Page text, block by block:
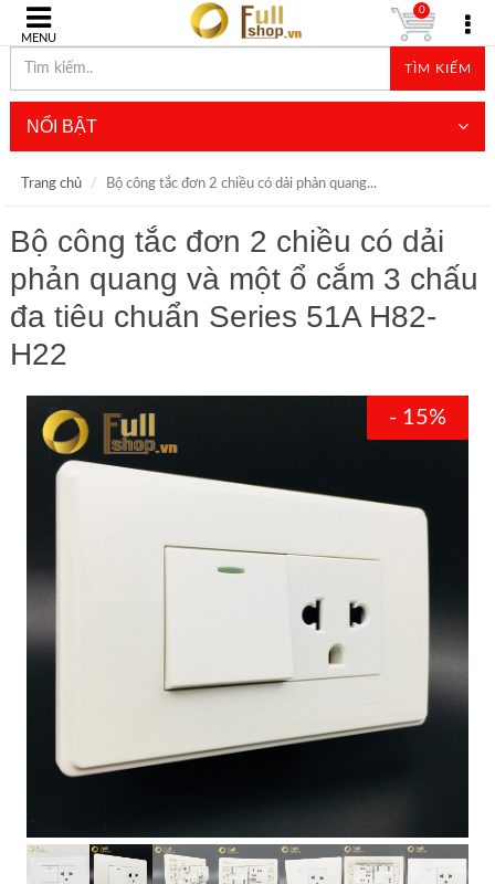
MENU
TÌM KIẾM
0
NỔI BẬT
Trang chủ Bộ công tắc đơn 2 chiều có dải phản quang...
Bộ công tắc đơn 2 chiều có dải
phản quang và một ổ cắm 3 chấu
đa tiêu chuẩn Series 51A H82-
H22
- 15%